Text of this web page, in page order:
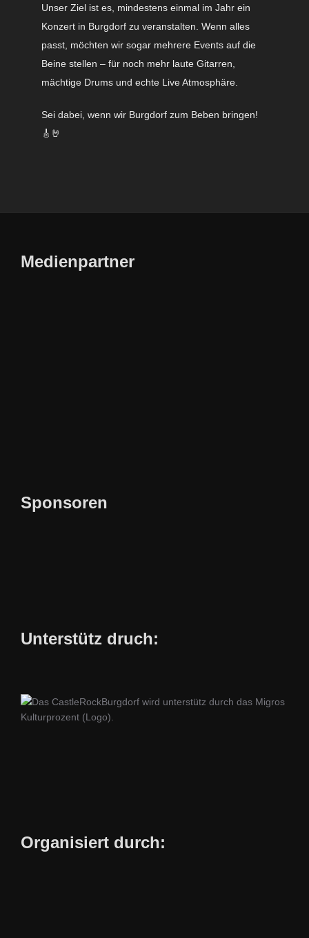
Unser Ziel ist es, mindestens einmal im Jahr ein
Konzert in Burgdorf zu veranstalten. Wenn alles
passt, möchten wir sogar mehrere Events auf die
Beine stellen – für noch mehr laute Gitarren,
mächtige Drums und echte Live Atmosphäre.
Sei dabei, wenn wir Burgdorf zum Beben bringen!
🎸🤘
Medienpartner
Sponsoren
Unterstütz druch:
Organisiert durch: